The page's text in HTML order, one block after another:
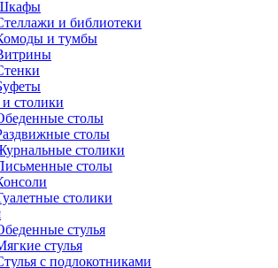
и библиотеки
и тумбы
столики
столы
столы
столики
столы
столики
стулья
стулья
с подлокотниками